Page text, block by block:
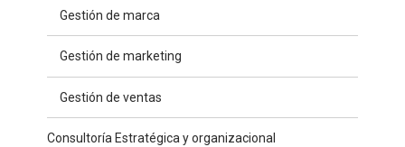
Gestión de marca
Gestión de marketing
Gestión de ventas
Consultoría Estratégica y organizacional